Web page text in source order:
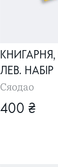
КНИГАРНЯ,
ЛЕВ. НАБІР
Сяодао
400 ₴